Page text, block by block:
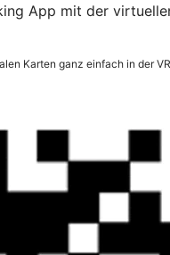
App mit der
Karten ganz einfach in der